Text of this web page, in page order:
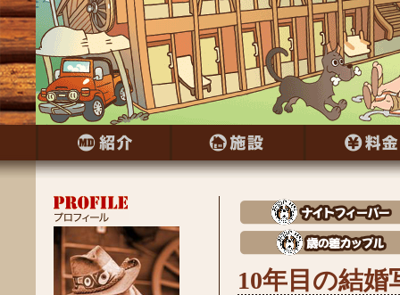
10年目の結婚